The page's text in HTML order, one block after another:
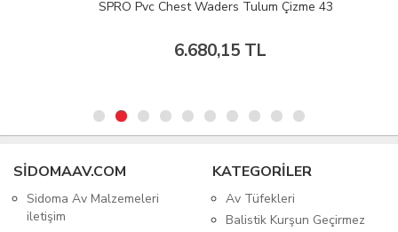
SPRO Pvc Chest Waders Tulum Çizme 43
6.680,15 TL
SIDOMAAV.COM
Sidoma Av Malzemeleri
iletişim
KATEGORİLER
Av Tüfekleri
Balistik Kurşun Geçirmez